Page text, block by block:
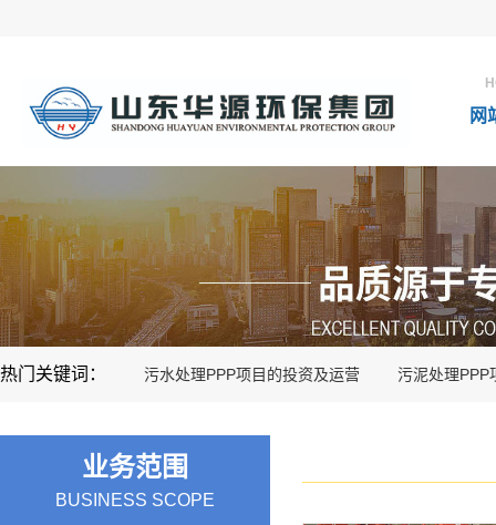
网
热门关键词： 污水处理PPP项目的投资及运营 污泥处理PPP
业务范围
BUSINESS SCOPE